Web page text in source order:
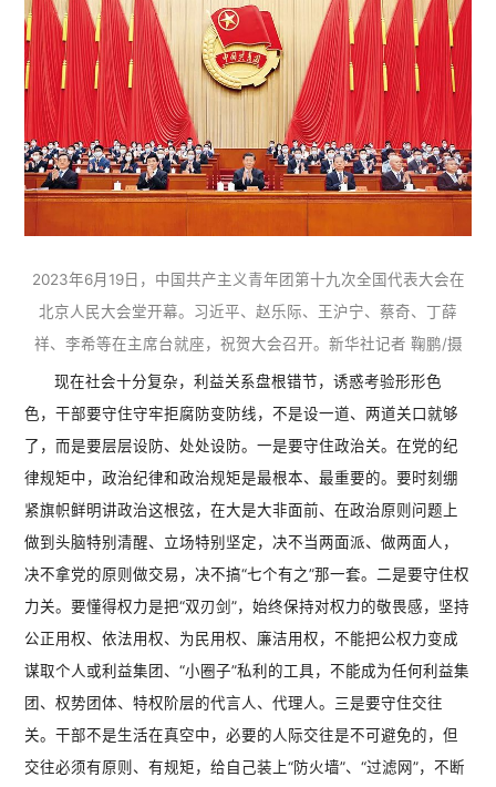
2023年6月19日，中国共产主义青年团第十九次全国代表大会在
北京人民大会堂开幕。习近平、赵乐际、王沪宁、蔡奇、丁薛
祥、李希等在主席台就座，祝贺大会召开。新华社记者 鞠鹏/摄
现在社会十分复杂，利益关系盘根错节，诱惑考验形形色
色，干部要守住守牢拒腐防变防线，不是设一道、两道关口就够
了，而是要层层设防、处处设防。一是要守住政治关。在党的纪
律规矩中，政治纪律和政治规矩是最根本、最重要的。要时刻绷
紧旗帜鲜明讲政治这根弦，在大是大非面前、在政治原则问题上
做到头脑特别清醒、立场特别坚定，决不当两面派、做两面人，
决不拿党的原则做交易，决不搞“七个有之”那一套。二是要守住权
力关。要懂得权力是把“双刃剑”，始终保持对权力的敬畏感，坚持
公正用权、依法用权、为民用权、廉洁用权，不能把公权力变成
谋取个人或利益集团、“小圈子”私利的工具，不能成为任何利益集
团、权势团体、特权阶层的代言人、代理人。三是要守住交往
关。干部不是生活在真空中，必要的人际交往是不可避免的，但
交往必须有原则、有规矩，给自己装上“防火墙”、“过滤网”，不断